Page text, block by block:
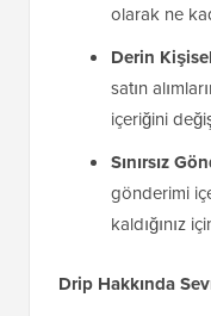
olarak ne
Derin
satın
içeriğini
Sınırsız
gönderimi
kaldığınız
Drip Hakkında